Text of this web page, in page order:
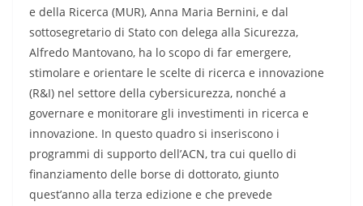
e della Ricerca (MUR), Anna Maria Bernini, e dal
sottosegretario di Stato con delega alla Sicurezza,
Alfredo Mantovano, ha lo scopo di far emergere,
stimolare e orientare le scelte di ricerca e innovazione
(R&I) nel settore della cybersicurezza, nonché a
governare e monitorare gli investimenti in ricerca e
innovazione. In questo quadro si inseriscono i
programmi di supporto dell’ACN, tra cui quello di
finanziamento delle borse di dottorato, giunto
quest’anno alla terza edizione e che prevede